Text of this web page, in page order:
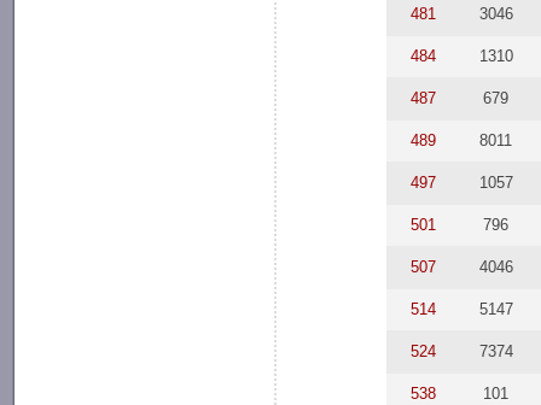
481 3046
484 1310
487 679
489 8011
497 1057
501 796
507 4046
514 5147
524 7374
538 101